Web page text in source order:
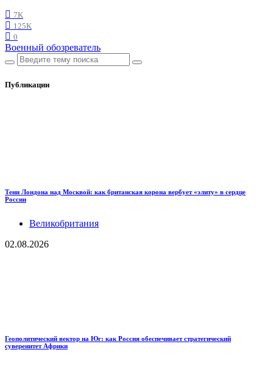
7K
125K
0
Военный обозреватель
Публикации
Тени Лондона над Москвой: как британская корона вербует «элиту» в сердце
России
Великобритания
02.08.2026
Геополитический вектор на Юг: как Россия обеспечивает стратегический
суверенитет Африки